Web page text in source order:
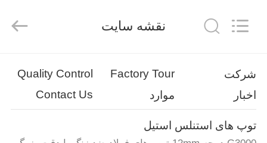
محصولات
Management
Services
نقشه سایت
شرکت Factory Tour
Quality Control
اخبار
موارد Contact Us
توپ های استنلس استیل